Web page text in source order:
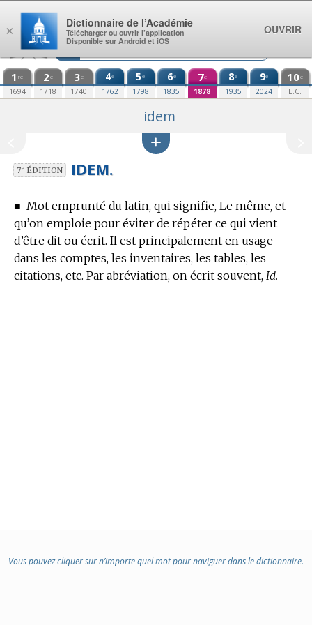
Aller au contenu
1 re
1694
2e
1718
3e
1740
4e
1762
5e
1798
6e
1835
7e
1878
8e
1935
9e
2024
10e
E.C.
idem
7eÉDITION IDEM.
■ Mot emprunté du latin, qui signifie, Le même, et
qu’on emploie pour éviter de répéter ce qui vient
d’être dit ou écrit. Il est principalement en usage
dans les comptes, les inventaires, les tables, les
citations, etc. Par abréviation, on écrit souvent, Id.
Vous pouvez cliquer sur n’importe quel mot pour naviguer dans le dictionnaire.
×
Dictionnaire de l’Académie
Télécharger ou ouvrir l’application
Disponible sur Android et iOS
OUVRIR